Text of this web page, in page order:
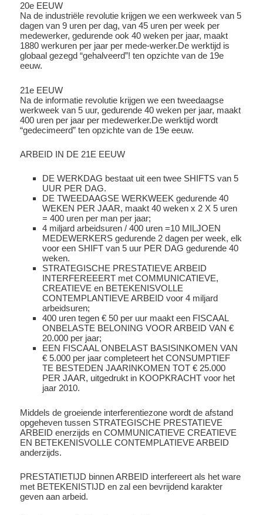
20e EEUW
Na de industriële revolutie krijgen we een werkweek van 5
dagen van 9 uren per dag, van 45 uren per week per
medewerker, gedurende ook 40 weken per jaar, maakt
1880 werkuren per jaar per mede-werker.De werktijd is
globaal gezegd “gehalveerd”! ten opzichte van de 19e
eeuw.
21e EEUW
Na de informatie revolutie krijgen we een tweedaagse
werkweek van 5 uur, gedurende 40 weken per jaar, maakt
400 uren per jaar per medewerker.De werktijd wordt
“gedecimeerd” ten opzichte van de 19e eeuw.
ARBEID IN DE 21E EEUW
DE WERKDAG bestaat uit een twee SHIFTS van 5
UUR PER DAG.
DE TWEEDAAGSE WERKWEEK gedurende 40
WEKEN PER JAAR, maakt 40 weken x 2 X 5 uren
= 400 uren per man per jaar;
4 miljard arbeidsuren / 400 uren =10 MILJOEN
MEDEWERKERS gedurende 2 dagen per week, elk
voor een SHIFT van 5 uur PER DAG gedurende 40
weken.
STRATEGISCHE PRESTATIEVE ARBEID
INTERFEREEERT met COMMUNICATIEVE,
CREATIEVE en BETEKENISVOLLE
CONTEMPLANTIEVE ARBEID voor 4 miljard
arbeidsuren;
400 uren tegen € 50 per uur maakt een FISCAAL
ONBELASTE BELONING VOOR ARBEID VAN €
20.000 per jaar;
EEN FISCAAL ONBELAST BASISINKOMEN VAN
€ 5.000 per jaar completeert het CONSUMPTIEF
TE BESTEDEN JAARINKOMEN TOT € 25.000
PER JAAR, uitgedrukt in KOOPKRACHT voor het
jaar 2010.
Middels de groeiende interferentiezone wordt de afstand
opgeheven tussen STRATEGISCHE PRESTATIEVE
ARBEID enerzijds en COMMUNICATIEVE CREATIEVE
EN BETEKENISVOLLE CONTEMPLATIEVE ARBEID
anderzijds.
PRESTATIETIJD binnen ARBEID interfereert als het ware
met BETEKENISTIJD en zal een bevrijdend karakter
geven aan arbeid.